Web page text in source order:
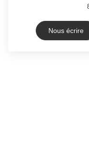
Nous écrire